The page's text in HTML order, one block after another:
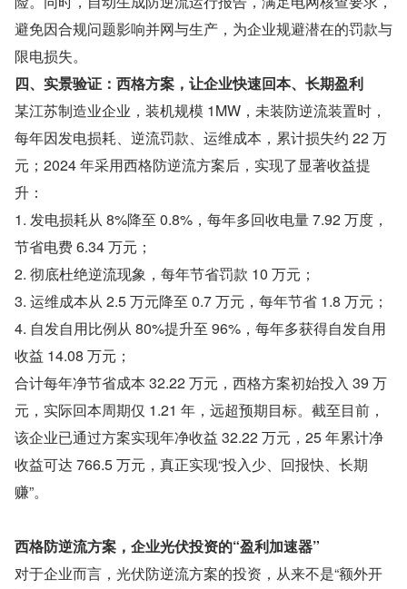
避免因合规问题影响并网与生产，为企业规避潜在的罚款与
限电损失。
四、实景验证：西格方案，让企业快速回本、长期盈利
某江苏制造业企业，装机规模 1MW，未装防逆流装置时，
每年因发电损耗、逆流罚款、运维成本，累计损失约 22 万
元；2024 年采用西格防逆流方案后，实现了显著收益提
升：
1. 发电损耗从 8%降至 0.8%，每年多回收电量 7.92 万度，
节省电费 6.34 万元；
2. 彻底杜绝逆流现象，每年节省罚款 10 万元；
3. 运维成本从 2.5 万元降至 0.7 万元，每年节省 1.8 万元；
4. 自发自用比例从 80%提升至 96%，每年多获得自发自用
收益 14.08 万元；
合计每年净节省成本 32.22 万元，西格方案初始投入 39 万
元，实际回本周期仅 1.21 年，远超预期目标。截至目前，
该企业已通过方案实现年净收益 32.22 万元，25 年累计净
收益可达 766.5 万元，真正实现“投入少、回报快、长期
赚”。
西格防逆流方案，企业光伏投资的“盈利加速器”
对于企业而言，光伏防逆流方案的投资，从来不是“额外开